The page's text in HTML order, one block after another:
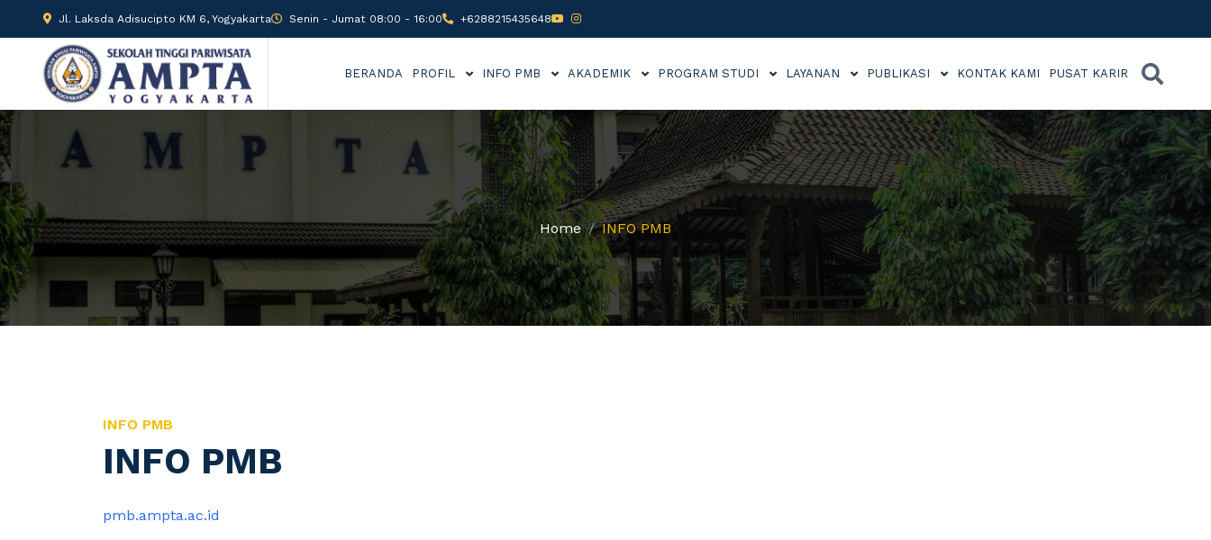
Jl. Laksda Adisucipto KM 6, Yogyakarta Senin - Jumat 08:00 - 16:00 +6288215435648
BERANDA PROFIL INFO PMB AKADEMIK PROGRAM STUDI LAYANAN PUBLIKASI KONTAK KAMI PUSAT KARIR
Home INFO PMB
INFO PMB
INFO PMB
pmb.ampta.ac.id